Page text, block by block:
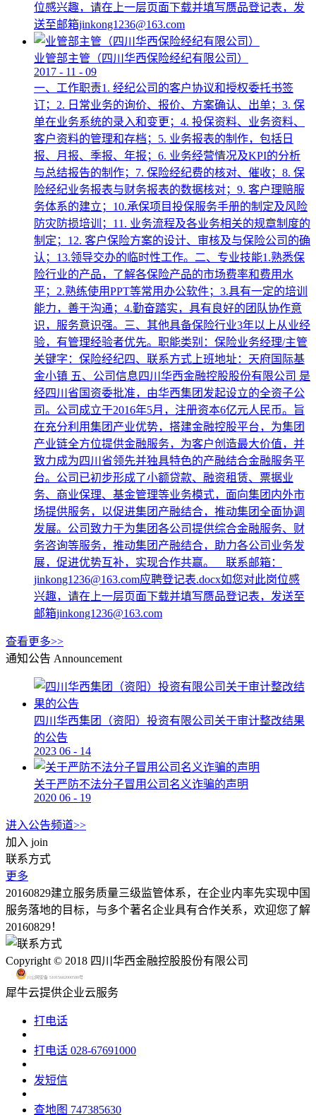
位感兴趣，请在上一层页面下载并填写赝品登记表，发
送至邮箱jinkong1236@163.com
业管部主管（四川华西保险经纪有限公司）
2017 - 11 - 09
一、工作职责1. 经纪公司的客户协议和授权委托书签
订；2. 日常业务的询价、报价、方案确认、出单；3. 保
单在业务系统的录入和变更；4. 投保资料、业务资料、
客户资料的管理和存档；5. 业务报表的制作，包括日
报、月报、季报、年报；6. 业务经营情况及KPI的分析
与总结报告的制作；7. 保险经纪费的核对、催收；8. 保
险经纪业务报表与财务报表的数据核对；9. 客户理赔服
务体系的建立；10.承保项目投保服务手册的制定及风险
防灾防损培训；11. 业务流程及各业务相关的规章制度的
制定；12. 客户保险方案的设计、审核及与保险公司的确
认；13.领导交办的临时性工作。二、专业技能1.熟悉保
险行业的产品，了解各保险产品的市场费率和费用水
平；2.熟练使用PPT等常用办公软件；3.具有一定的培训
能力，善于沟通；4.勤奋踏实，具有良好的团队协作意
识，服务意识强。三、其他具备保险行业3年以上从业经
验，有管理经验者优先。职能类别：保险业务经理/主管
关键字：保险经纪四、联系方式上班地址：天府国际基
金小镇 五、公司信息四川华西金融控股股份有限公司 是
经四川省国资委批准，由华西集团发起设立的全资子公
司。公司成立于2016年5月，注册资本6亿元人民币。旨
在充分利用集团产业优势，搭建金融控股平台，为集团
产业链全方位提供金融服务，为客户创造最大价值，并
致力成为四川省领先并独具特色的产融结合金融服务平
台。公司已初步形成了小额贷款、融资租赁、票据业
务、商业保理、基金管理等业务模式，面向集团内外市
场提供服务，以促进集团产融结合，推动集团全面协调
发展。公司致力于为集团各公司提供综合金融服务、财
务咨询等服务，推动集团产融结合，助力各公司业务发
展，促进优势互补，实现合作共赢。 联系邮箱：
jinkong1236@163.com应聘登记表.docx如您对此岗位感
兴趣，请在上一层页面下载并填写赝品登记表，发送至
邮箱jinkong1236@163.com
查看更多>>
通知公告 Announcement
四川华西集团（资阳）投资有限公司关于审计整改结果
的公告
2023 06 - 14
关于严防不法分子冒用公司名义诈骗的声明
2020 06 - 19
进入公告频道>>
加入 join
联系方式
更多
20160829建立服务质量三级监管体系，在企业内率先实现中国
服务落地的目标，与多个著名企业具有合作关系，欢迎您了解
20160829！
Copyright © 2018 四川华西金融控股股份有限公司
川公网安备 51015602000580号
犀牛云提供企业云服务
打电话
打电话 028-67691000
发短信
查地图 747385630